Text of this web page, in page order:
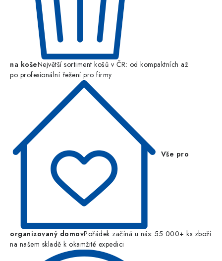
na košeNejvětší sortiment košů v ČR: od kompaktních až
po profesionální řešení pro firmy
Vše pro
organizovaný domovPořádek začíná u nás: 55 000+ ks zboží
na našem skladě k okamžité expedici